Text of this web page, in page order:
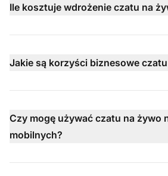
Ile kosztuje wdrożenie czatu na
Jakie są korzyści biznesowe
Czy mogę używać czatu na żywo
mobilnych?